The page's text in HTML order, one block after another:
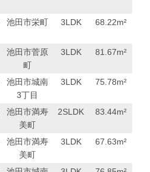
池田市栄町 3LDK 68.22m²
池田市菅原
町
3LDK 81.67m²
池田市城南
3丁目
3LDK 75.78m²
池田市満寿
美町
2SLDK 83.44m²
池田市満寿
美町
3LDK 67.63m²